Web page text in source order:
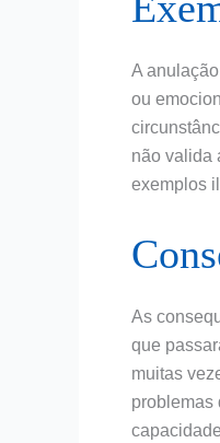
A
ou
não valida
exemplos
As
que
muitas
problemas